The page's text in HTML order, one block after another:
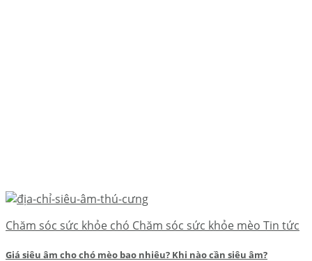
Chăm sóc sức khỏe chó Chăm sóc sức khỏe mèo Tin tức
Giá siêu âm cho chó mèo bao nhiêu? Khi nào cần siêu âm?